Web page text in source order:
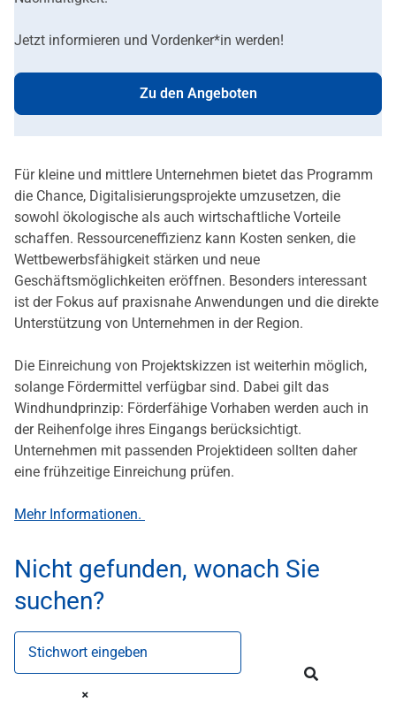
Jetzt informieren und Vordenker*in werden!
Zu den Angeboten
Für kleine und mittlere Unternehmen bietet das Programm
die Chance, Digitalisierungsprojekte umzusetzen, die
sowohl ökologische als auch wirtschaftliche Vorteile
schaffen. Ressourceneffizienz kann Kosten senken, die
Wettbewerbsfähigkeit stärken und neue
Geschäftsmöglichkeiten eröffnen. Besonders interessant
ist der Fokus auf praxisnahe Anwendungen und die direkte
Unterstützung von Unternehmen in der Region.
Die Einreichung von Projektskizzen ist weiterhin möglich,
solange Fördermittel verfügbar sind. Dabei gilt das
Windhundprinzip: Förderfähige Vorhaben werden auch in
der Reihenfolge ihres Eingangs berücksichtigt.
Unternehmen mit passenden Projektideen sollten daher
eine frühzeitige Einreichung prüfen.
Mehr Informationen.
Nicht gefunden, wonach Sie
suchen?
Stichwort eingeben